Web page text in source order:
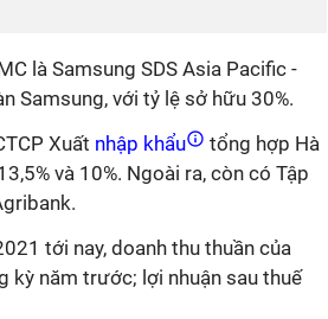
là Samsung SDS Asia Pacific -
Samsung, với tỷ lệ sở hữu 30%.
Xuất nhập khẩu
tổng hợp Hà
và 10%. Ngoài ra, còn có Tập
tới nay, doanh thu thuần của
kỳ năm trước; lợi nhuận sau thuế